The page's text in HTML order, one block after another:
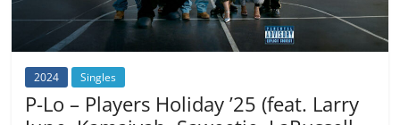
2024 Singles
P-Lo – Players Holiday ’25 (feat. Larry